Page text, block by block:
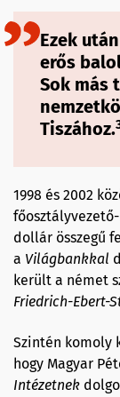
Ezek
erős
Sok más
Tiszához.
1998 és 2002
dollár összegű
a Világbankkal
került a német
Friedrich-Ebert-
Szintén komoly
hogy Magyar
Intézetnek